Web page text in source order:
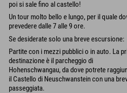
poi si sale fino al castello!
Un tour molto bello e lungo, per il quale
prevedere dalle 7 alle 9 ore.
Se desiderate solo una breve escursione:
Partite con i mezzi pubblici o in auto. La
destinazione è il parcheggio di
Hohenschwangau, da dove potrete
il Castello di Neuschwanstein con una
passeggiata.